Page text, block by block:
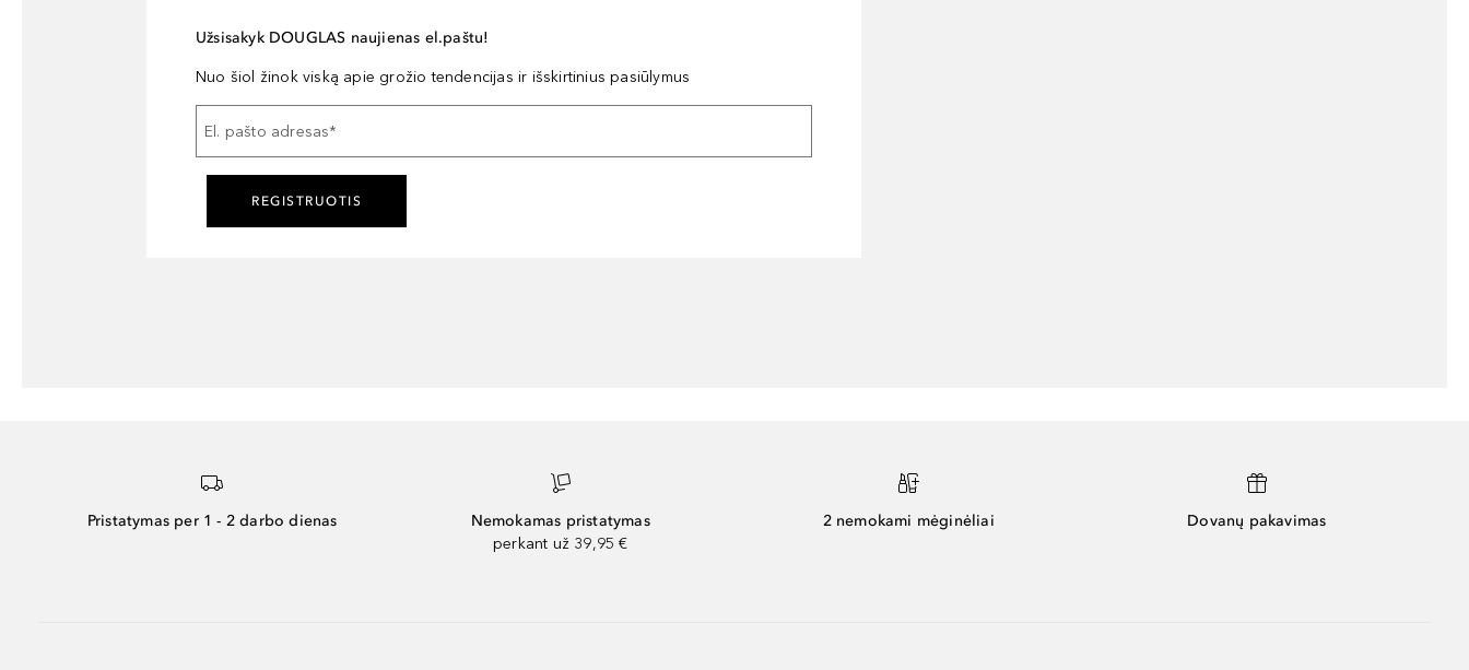
Užsisakyk DOUGLAS naujienas el.paštu!
Nuo šiol žinok viską apie grožio tendencijas ir išskirtinius pasiūlymus
El. pašto adresas*
REGISTRUOTIS
Pristatymas per 1 - 2 darbo dienas
Nemokamas pristatymas
perkant už 39,95 €
2 nemokami mėginėliai Dovanų pakavimas